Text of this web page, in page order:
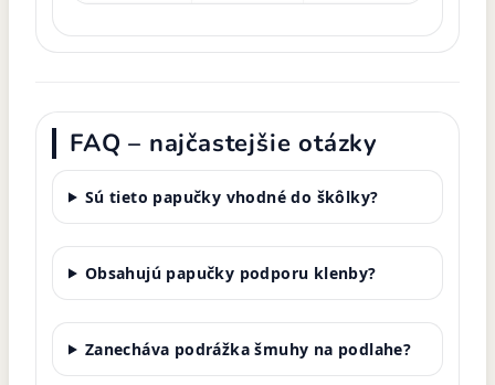
FAQ – najčastejšie otázky
Sú tieto papučky vhodné do škôlky?
Obsahujú papučky podporu klenby?
Zanecháva podrážka šmuhy na podlahe?